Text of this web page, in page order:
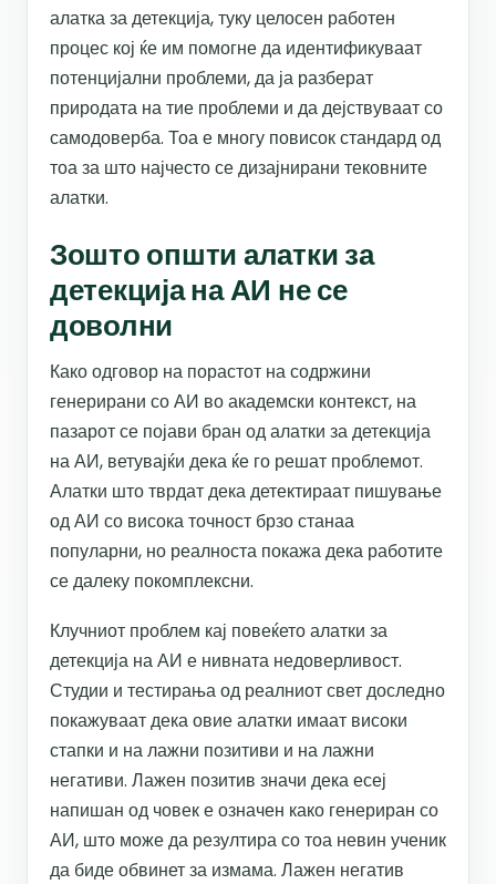
алатка за детекција, туку целосен работен
процес кој ќе им помогне да идентификуваат
потенцијални проблеми, да ја разберат
природата на тие проблеми и да дејствуваат со
самодоверба. Тоа е многу повисок стандард од
тоа за што најчесто се дизајнирани тековните
алатки.
Зошто општи алатки за
детекција на АИ не се
доволни
Како одговор на порастот на содржини
генерирани со АИ во академски контекст, на
пазарот се појави бран од алатки за детекција
на АИ, ветувајќи дека ќе го решат проблемот.
Алатки што тврдат дека детектираат пишување
од АИ со висока точност брзо станаа
популарни, но реалноста покажа дека работите
се далеку покомплексни.
Клучниот проблем кај повеќето алатки за
детекција на АИ е нивната недоверливост.
Студии и тестирања од реалниот свет доследно
покажуваат дека овие алатки имаат високи
стапки и на лажни позитиви и на лажни
негативи. Лажен позитив значи дека есеј
напишан од човек е означен како генериран со
АИ, што може да резултира со тоа невин ученик
да биде обвинет за измама. Лажен негатив